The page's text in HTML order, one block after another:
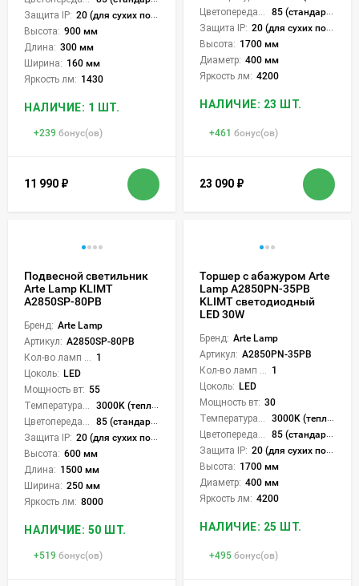
Защита IP: 20 (для сухих пом.)
Высота: 900 мм
Длина: 300 мм
Ширина: 160 мм
Яркость лм: 1430
НАЛИЧИЕ: 1 ШТ.
+239 бонус(ов)
11 990 ₽
85 (стандартная)
Защита IP: 20 (для сухих пом.)
Высота: 1700 мм
Диаметр: 400 мм
Яркость лм: 4200
НАЛИЧИЕ: 23 ШТ.
+461 бонус(ов)
23 090 ₽
Подвесной светильник
Arte Lamp KLIMT
A2850SP-80PB
Бренд: Arte Lamp
Артикул: A2850SP-80PB
1
Цоколь: LED
Мощность вт: 55
3000K (теплый)
85 (стандартная)
Защита IP: 20 (для сухих пом.)
Высота: 600 мм
Длина: 1500 мм
Ширина: 250 мм
Яркость лм: 8000
НАЛИЧИЕ: 50 ШТ.
+519 бонус(ов)
Торшер с абажуром Arte
Lamp A2850PN-35PB
KLIMT светодиодный
LED 30W
Бренд: Arte Lamp
Артикул: A2850PN-35PB
1
Цоколь: LED
Мощность вт: 30
3000K (теплый)
85 (стандартная)
Защита IP: 20 (для сухих пом.)
Высота: 1700 мм
Диаметр: 400 мм
Яркость лм: 4200
НАЛИЧИЕ: 25 ШТ.
+495 бонус(ов)